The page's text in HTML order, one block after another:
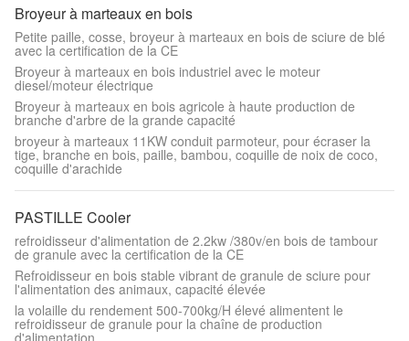
Broyeur à marteaux en bois
Petite paille, cosse, broyeur à marteaux en bois de sciure de blé
avec la certification de la CE
Broyeur à marteaux en bois industriel avec le moteur
diesel/moteur électrique
Broyeur à marteaux en bois agricole à haute production de
branche d'arbre de la grande capacité
broyeur à marteaux 11KW conduit parmoteur, pour écraser la
tige, branche en bois, paille, bambou, coquille de noix de coco,
coquille d'arachide
PASTILLE Cooler
refroidisseur d'alimentation de 2.2kw /380v/en bois de tambour
de granule avec la certification de la CE
Refroidisseur en bois stable vibrant de granule de sciure pour
l'alimentation des animaux, capacité élevée
la volaille du rendement 500-700kg/H élevé alimentent le
refroidisseur de granule pour la chaîne de production
d'alimentation